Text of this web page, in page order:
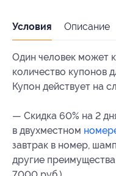
Условия Описание
Один человек может
количество купонов
Купон действует на
— Скидка 60% на 2
в двухместном
завтрак в номер,
другие